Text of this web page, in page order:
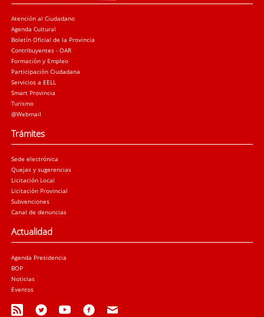
Atención al Ciudadano
Agenda Cultural
Boletín Oficial de la Provincia
Contribuyentes - OAR
Formación y Empleo
Participación Ciudadana
Servicios a EELL
Smart Provincia
Turismo
@Webmail
Trámites
Sede electrónica
Quejas y sugerencias
Licitación Local
Licitación Provincial
Subvenciones
Canal de denuncias
Actualidad
Agenda Presidencia
BOP
Noticias
Eventos